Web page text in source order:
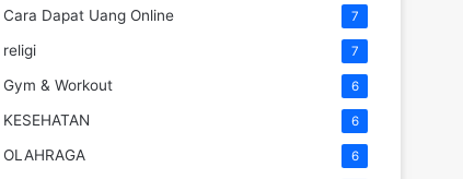
Cara Dapat Uang Online 7
religi 7
Gym & Workout 6
KESEHATAN 6
OLAHRAGA 6